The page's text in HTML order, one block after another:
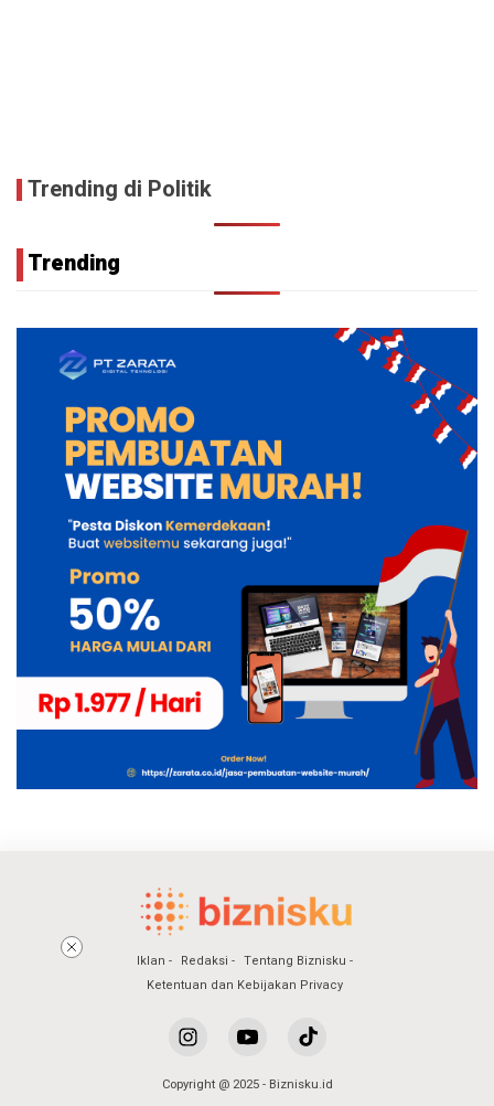
Trending di Politik
Trending
Iklan Redaksi
Tentang Biznisku
Ketentuan dan Kebijakan Privacy
Copyright @ 2025 - Biznisku.id